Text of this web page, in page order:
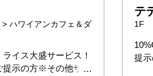
ハワイアンカフェ＆ダ
イス大盛サービス！
提示の方※その他サー
テ
1F |
提